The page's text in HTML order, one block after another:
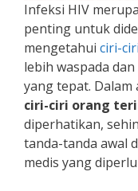
Infeksi HIV
penting untuk
mengetahui ciri-
lebih waspada
yang tepat.
ciri-ciri orang
diperhatikan,
tanda-tanda awal
medis yang